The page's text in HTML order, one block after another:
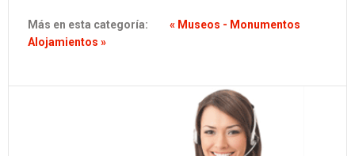
Más en esta categoría:
« Museos - Monumentos
Alojamientos »